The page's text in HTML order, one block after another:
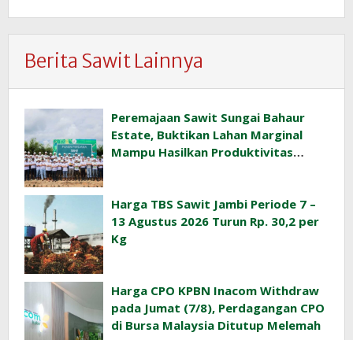
Berita Sawit Lainnya
Peremajaan Sawit Sungai Bahaur
Estate, Buktikan Lahan Marginal
Mampu Hasilkan Produktivitas
Harga TBS Sawit Jambi Periode 7 –
13 Agustus 2026 Turun Rp. 30,2 per
Kg
Harga CPO KPBN Inacom Withdraw
pada Jumat (7/8), Perdagangan CPO
di Bursa Malaysia Ditutup Melemah